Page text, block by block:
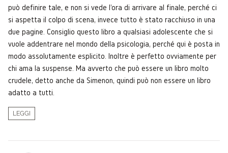
può definire tale, e non si vede l'ora di arrivare al finale, perché ci
si aspetta il colpo di scena, invece tutto è stato racchiuso in una
due pagine. Consiglio questo libro a qualsiasi adolescente che si
vuole addentrare nel mondo della psicologia, perché qui è posta in
modo assolutamente esplicito. Inoltre è perfetto ovviamente per
chi ama la suspense. Ma avverto che può essere un libro molto
crudele, detto anche da Simenon, quindi può non essere un libro
adatto a tutti.
LEGGI